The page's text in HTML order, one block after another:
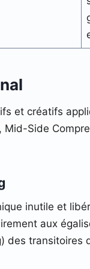
et créatifs
Side
inutile et
aux
des transitoires